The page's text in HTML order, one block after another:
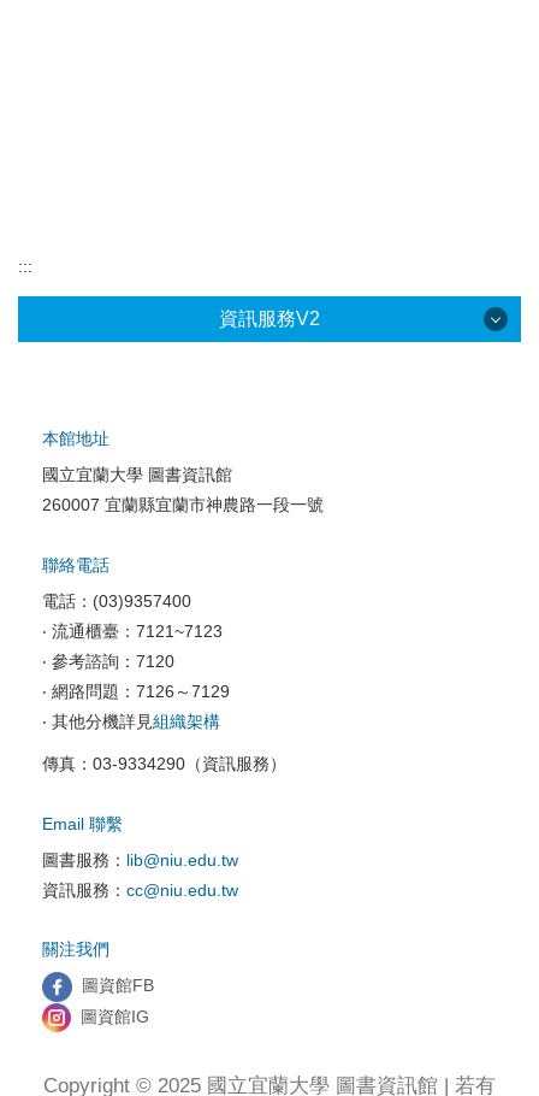
:::
資訊服務V2
校園網路服務
校園資訊安全
電腦教室相關
資訊服務申請
本館地址
國立宜蘭大學 圖書資訊館
260007 宜蘭縣宜蘭市神農路一段一號
聯絡電話
電話：(03)9357400
‧ 流通櫃臺：7121~7123
‧ 參考諮詢：7120
‧ 網路問題：7126～7129
‧ 其他分機詳見組織架構
傳真：03-9334290（資訊服務）
Email 聯繫
圖書服務： lib@niu.edu.tw
資訊服務： cc@niu.edu.tw
關注我們
圖資館FB
圖資館IG
Copyright © 2025 國立宜蘭大學 圖書資訊館 | 若有